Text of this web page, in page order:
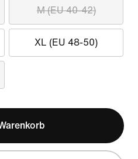
M (EU 40-42)
XL (EU 48-50)